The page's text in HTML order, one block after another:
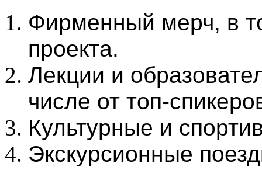
Фирменный мерч, в
проекта.
Лекции и
числе от топ-
Культурные и
Экскурсионные